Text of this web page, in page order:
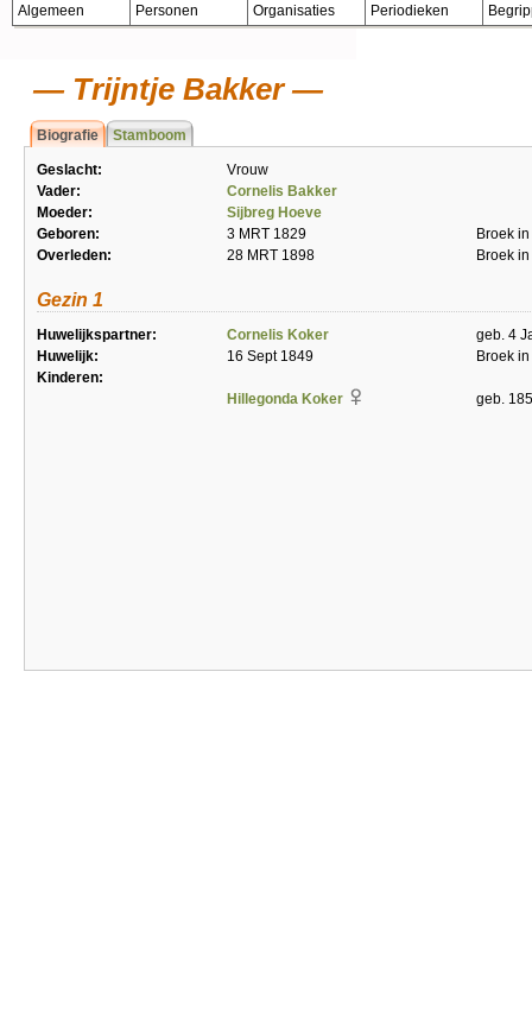
Algemeen Personen Organisaties Periodieken
Trijntje Bakker
Biografie Stamboom
Geslacht:
Vrouw
Vader:
Cornelis Bakker
Moeder:
Sijbreg Hoeve
Geboren:
3 MRT 1829
Broek
Overleden:
28 MRT 1898 Broek
Gezin 1
Huwelijkspartner: Cornelis Koker
geb. 4
Huwelijk:
16 Sept 1849
Broek
Kinderen:
Hillegonda Koker
geb.